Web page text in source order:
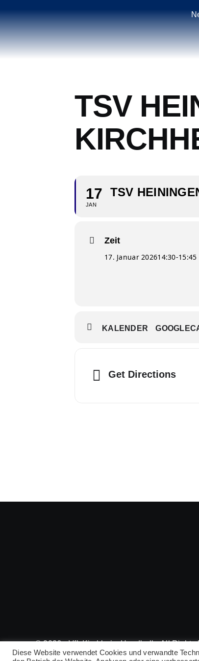
Inhalt
springen
TSV
17
JAN
TSV
Zeit
17. Januar 202614:30-15:45
KALENDER
Get Directions
© 2026 • VfL Kirchheim Handball • All Rights
Diese Website verwendet Cookies und verwandte